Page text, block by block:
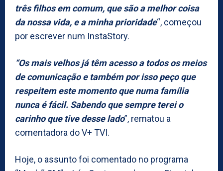
três filhos em comum, que são a melhor coisa
da nossa vida, e a minha prioridade“, começou
por escrever num InstaStory.
“Os mais velhos já têm acesso a todos os meios
de comunicação e também por isso peço que
respeitem este momento que numa família
nunca é fácil. Sabendo que sempre terei o
carinho que tive desse lado”, rematou a
comentadora do V+ TVI.
Hoje, o assunto foi comentado no programa